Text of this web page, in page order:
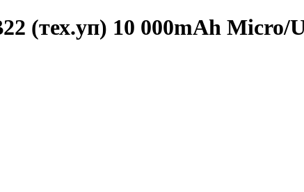
(тех.уп) 10 000mAh Micro/